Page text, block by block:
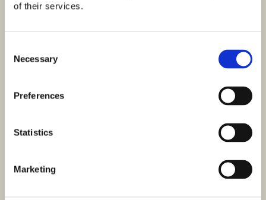
of their services.
Selection
Necessary
Preferences
Statistics
Marketing